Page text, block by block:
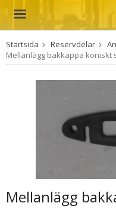
Produkten har
Startsida Reservdelar
Mellanlägg bakkappa koniskt
Mellanlägg